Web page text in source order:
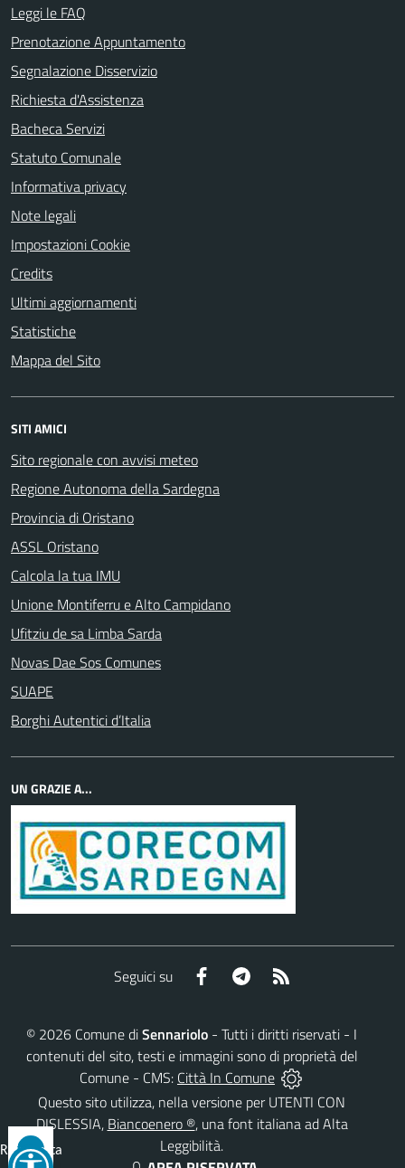
Leggi le FAQ
Prenotazione Appuntamento
Segnalazione Disservizio
Richiesta d'Assistenza
Bacheca Servizi
Statuto Comunale
Informativa privacy
Note legali
Impostazioni Cookie
Credits
Ultimi aggiornamenti
Statistiche
Mappa del Sito
SITI AMICI
Sito regionale con avvisi meteo
Regione Autonoma della Sardegna
Provincia di Oristano
ASSL Oristano
Calcola la tua IMU
Unione Montiferru e Alto Campidano
Ufitziu de sa Limba Sarda
Novas Dae Sos Comunes
SUAPE
Borghi Autentici d’Italia
UN GRAZIE A...
Seguici su Facebook Telegram
© 2026 Comune diSennariolo - Tutti i diritti riservati - I
contenuti del sito, testi e immagini sono di proprietà del
Comune - CMS: Città In Comune
Questo sito utilizza, nella versione per UTENTI CON
DISLESSIA, Biancoenero ®, una font italiana ad Alta
Leggibilità.
Reimposta